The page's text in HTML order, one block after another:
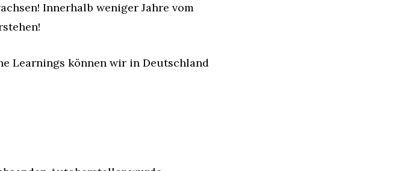
Innerhalb weniger Jahre vom
Learnings können wir in Deutschland